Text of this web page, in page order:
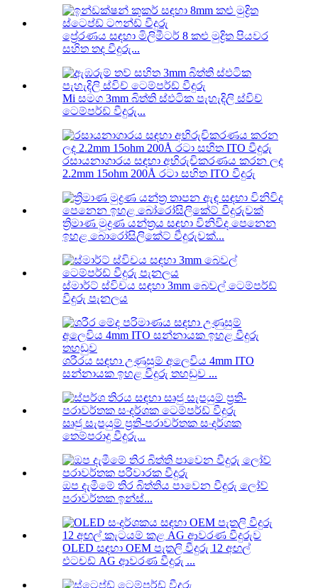
ප්‍රේරණය සඳහා මිලිමීටර් 8 කළු මුද්‍රිත පියවර
සහිත තද වීදුරු...
Mi සමග 3mm බිත්ති ස්ඵටික පැහැදිලි ස්විච්
ටෙම්පර්ඩ් වීදුරු...
රසායනාගාරය සඳහා අභිරුචිකරණය කරන ලද
2.2mm 15ohm 200Å රටා සහිත ITO වීදුරු
ත්‍රිමාණ මුද්‍රණ යන්ත්‍රය සඳහා විනිවිද පෙනෙන
ඉහළ බොරෝසිලිකේට් වීදුරුවක්...
ස්මාර්ට් ස්විචය සඳහා 3mm බෙවල් ටෙම්පර්ඩ්
වීදුරු පැනලය
ශරීරය සඳහා උණුසුම් අලෙවිය 4mm ITO
සන්නායක ඉහළ වීදුරු තහඩුව ...
සෘජු සැපයුම් ප්‍රති-පරාවර්තක සංදර්ශක
තෙම්පරාදු වීදුරු...
ඔප දැමීමේ තිර බිත්තිය පාවෙන වීදුරු ලෝව්
පරාවර්තක ඉන්ස්...
OLED සඳහා OEM පැතලි වීදුරු 12 අඟල්
එටචඩ් AG ආවරණ වීදුරු ...